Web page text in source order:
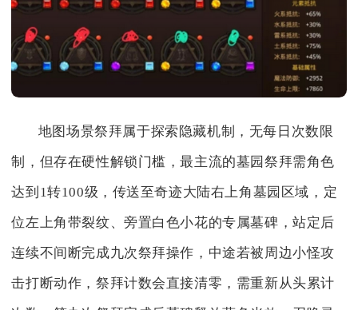
地图场景祭拜属于探索隐藏机制，无每日次数限
制，但存在硬性解锁门槛，最主流的墓园祭拜需角色
达到1转100级，传送至奇迹大陆右上角墓园区域，定
位左上角带裂纹、旁置白色小花的专属墓碑，站定后
连续不间断完成九次祭拜操作，中途若被周边小怪攻
击打断动作，祭拜计数会直接清零，需重新从头累计